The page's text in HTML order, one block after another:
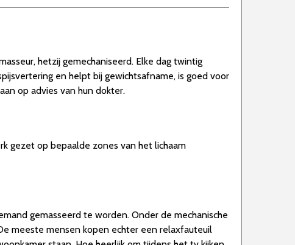
hetzij gemechaniseerd. Elke dag twintig
en helpt bij gewichtsafname, is goed voor
op advies van hun dokter.
gezet op bepaalde zones van het lichaam
gemasseerd te worden. Onder de mechanische
meeste mensen kopen echter een relaxfauteuil